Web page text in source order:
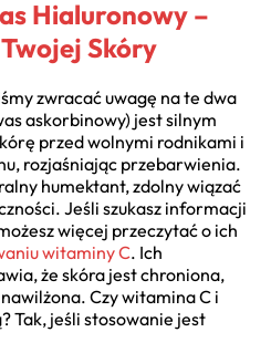
Hialuronowy –
Skóry
zwracać uwagę na te dwa
askorbinowy) jest silnym
przed wolnymi rodnikami i
rozjaśniając przebarwienia.
humektant, zdolny wiązać
Jeśli szukasz informacji
więcej przeczytać o ich
witaminy C. Ich
że skóra jest chroniona,
Czy witamina C i
Tak, jeśli stosowanie jest